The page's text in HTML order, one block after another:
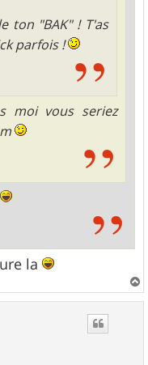
ton "BAK" ! T'as
parfois !
moi vous seriez
la
a